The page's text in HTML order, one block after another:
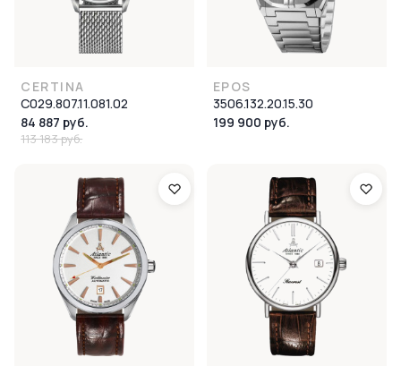
CERTINA
C029.807.11.081.02
84 887 руб.
113 183 руб.
EPOS
3506.132.20.15.30
199 900 руб.